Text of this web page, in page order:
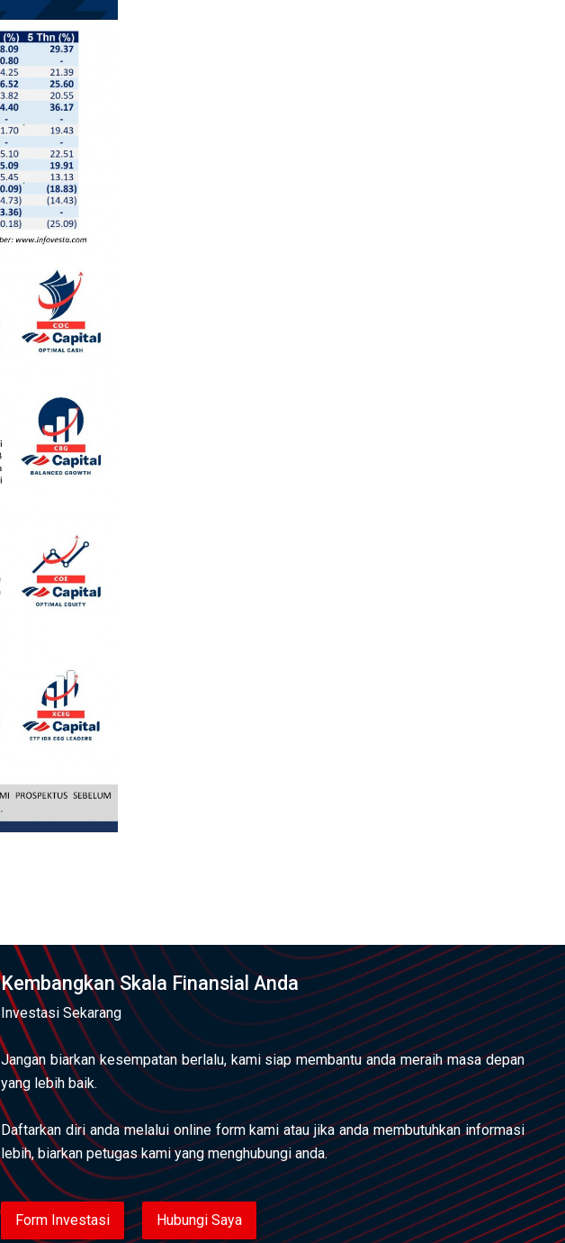
Kembangkan Skala Finansial Anda
Investasi Sekarang
Jangan biarkan kesempatan berlalu, kami siap membantu anda meraih masa depan
yang lebih baik.
Daftarkan diri anda melalui online form kami atau jika anda membutuhkan informasi
lebih, biarkan petugas kami yang menghubungi anda.
Form Investasi Hubungi Saya